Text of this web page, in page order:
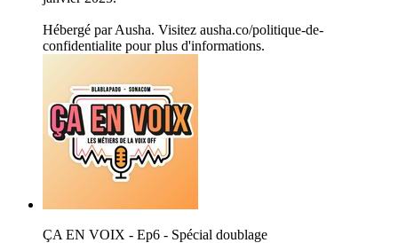
Hébergé par Ausha. Visitez ausha.co/politique-de-
confidentialite pour plus d'informations.
ÇA EN VOIX - Ep6 - Spécial doublage